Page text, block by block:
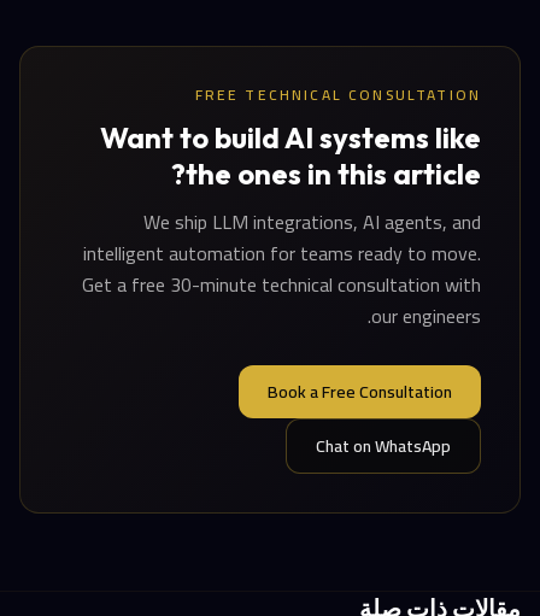
FREE TECHNICAL CONSULTATION
Want to build AI systems like
the ones in this article?
We ship LLM integrations, AI agents, and
intelligent automation for teams ready to move.
Get a free 30-minute technical consultation with
our engineers.
Book a Free Consultation
Chat on WhatsApp
مقالات ذات صلة